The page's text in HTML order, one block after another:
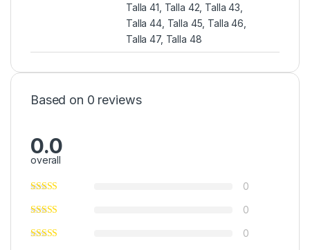
Talla 41, Talla 42, Talla 43,
Talla 44, Talla 45, Talla 46,
Talla 47, Talla 48
Based on 0 reviews
0.0
overall
0
0
0